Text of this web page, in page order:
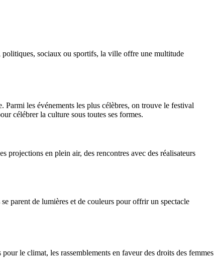
politiques, sociaux ou sportifs, la ville offre une multitude
les événements les plus célèbres, on trouve le festival
célébrer la culture sous toutes ses formes.
projections en plein air, des rencontres avec des réalisateurs
parent de lumières et de couleurs pour offrir un spectacle
le climat, les rassemblements en faveur des droits des femmes